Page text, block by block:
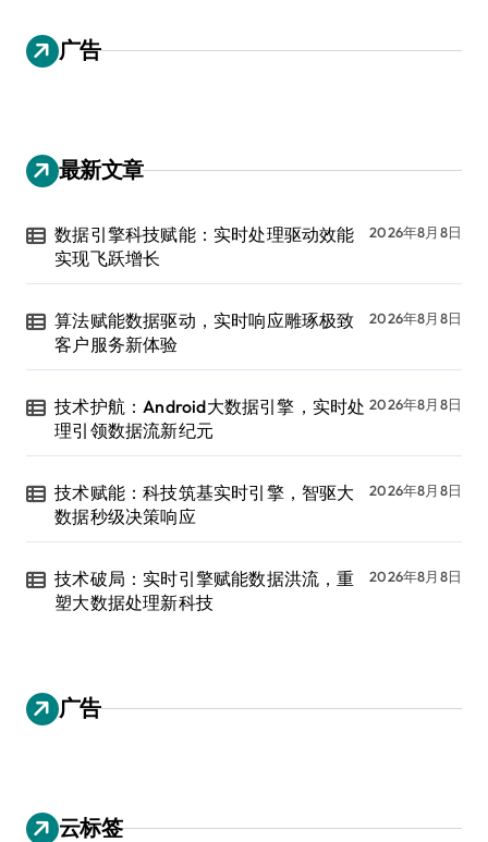
广告
最新文章
数据引擎科技赋能：实时处理驱动效能
实现飞跃增长
2026年8月8日
算法赋能数据驱动，实时响应雕琢极致
客户服务新体验
2026年8月8日
技术护航：Android大数据引擎，实时处
理引领数据流新纪元
2026年8月8日
技术赋能：科技筑基实时引擎，智驱大
数据秒级决策响应
2026年8月8日
技术破局：实时引擎赋能数据洪流，重
塑大数据处理新科技
2026年8月8日
广告
云标签